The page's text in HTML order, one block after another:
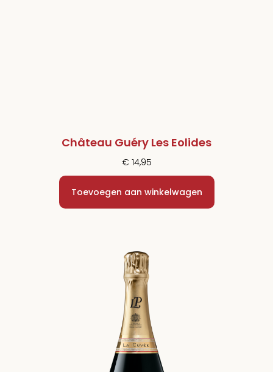
Château Guéry Les Eolides
€ 14,95
Toevoegen aan winkelwagen